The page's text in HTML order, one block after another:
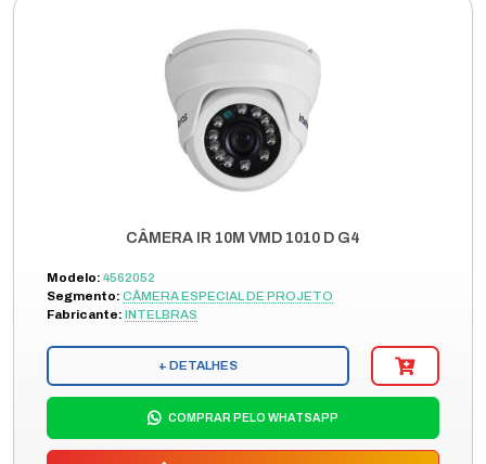
CÂMERA IR 10M VMD 1010 D G4
Modelo: 4562052
Segmento: CÂMERA ESPECIAL DE PROJETO
Fabricante: INTELBRAS
+ DETALHES
COMPRAR PELO WHATSAPP